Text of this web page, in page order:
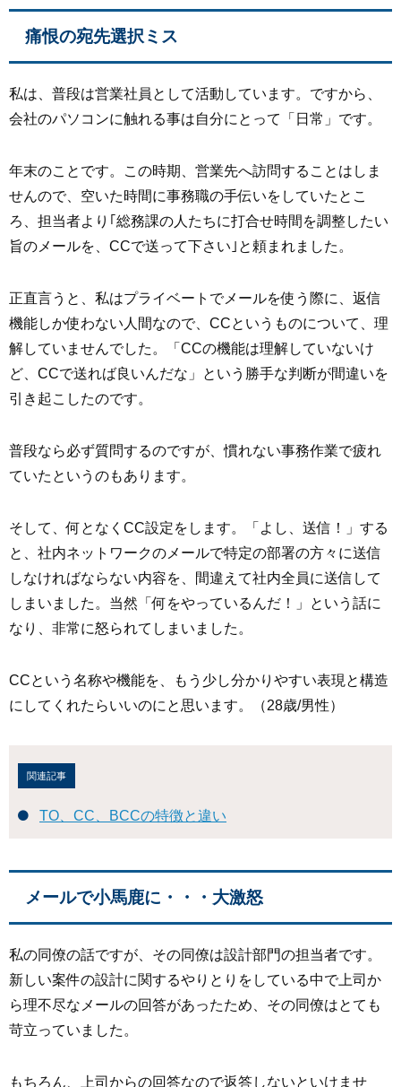
痛恨の宛先選択ミス
私は、普段は営業社員として活動しています。ですから、
会社のパソコンに触れる事は自分にとって「日常」です。
年末のことです。この時期、営業先へ訪問することはしま
せんので、空いた時間に事務職の手伝いをしていたとこ
ろ、担当者より｢総務課の人たちに打合せ時間を調整したい
旨のメールを、CCで送って下さい｣と頼まれました。
正直言うと、私はプライベートでメールを使う際に、返信
機能しか使わない人間なので、CCというものについて、理
解していませんでした。「CCの機能は理解していないけ
ど、CCで送れば良いんだな」という勝手な判断が間違いを
引き起こしたのです。
普段なら必ず質問するのですが、慣れない事務作業で疲れ
ていたというのもあります。
そして、何となくCC設定をします。「よし、送信！」する
と、社内ネットワークのメールで特定の部署の方々に送信
しなければならない内容を、間違えて社内全員に送信して
しまいました。当然「何をやっているんだ！」という話に
なり、非常に怒られてしまいました。
CCという名称や機能を、もう少し分かりやすい表現と構造
にしてくれたらいいのにと思います。（28歳/男性）
関連記事
TO、CC、BCCの特徴と違い
メールで小馬鹿に・・・大激怒
私の同僚の話ですが、その同僚は設計部門の担当者です。
新しい案件の設計に関するやりとりをしている中で上司か
ら理不尽なメールの回答があったため、その同僚はとても
苛立っていました。
もちろん、上司からの回答なので返答しないといけませ